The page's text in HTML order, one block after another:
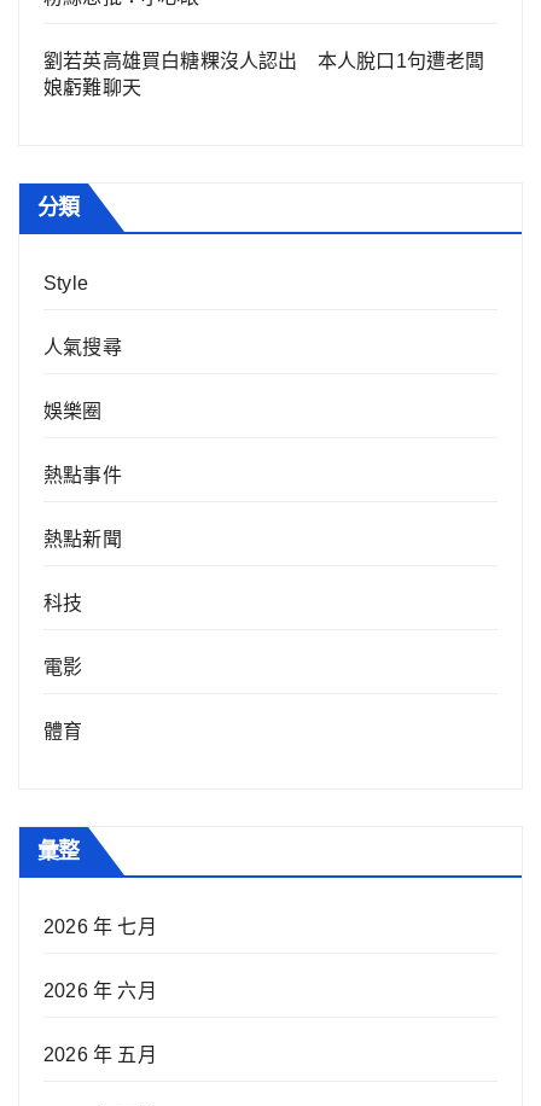
劉若英高雄買白糖粿沒人認出 本人脫口1句遭老闆
娘虧難聊天
分類
Style
人氣搜尋
娛樂圈
熱點事件
熱點新聞
科技
電影
體育
彙整
2026 年 七月
2026 年 六月
2026 年 五月